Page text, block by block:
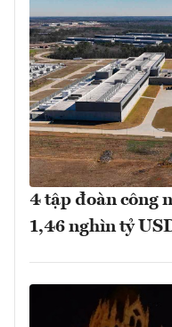
4 tập đoàn công
1,46 nghìn tỷ